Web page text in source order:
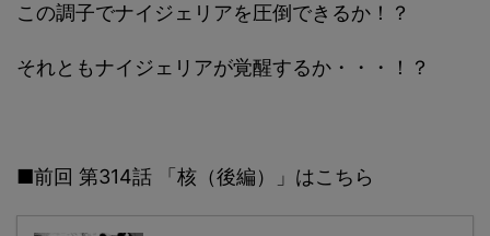
この調子でナイジェリアを圧倒できるか！？
それともナイジェリアが覚醒するか・・・！？
■前回 第314話 「核（後編）」はこちら